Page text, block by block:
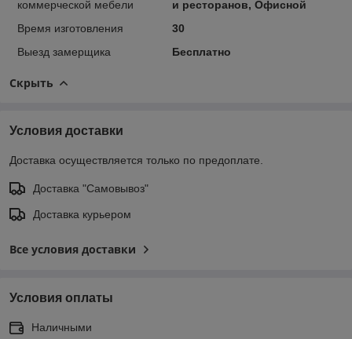
коммерческой мебели
и ресторанов, Офисной
Время изготовления
30
Выезд замерщика
Бесплатно
Скрыть
Условия доставки
Доставка осуществляется только по предоплате.
Доставка "Самовывоз"
Доставка курьером
Все условия доставки
Условия оплаты
Наличными